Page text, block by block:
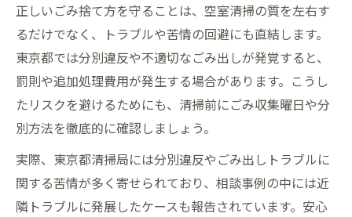
正しいごみ捨て方を守ることは、空室清掃の質を左右す
るだけでなく、トラブルや苦情の回避にも直結します。
東京都では分別違反や不適切なごみ出しが発覚すると、
罰則や追加処理費用が発生する場合があります。こうし
たリスクを避けるためにも、清掃前にごみ収集曜日や分
別方法を徹底的に確認しましょう。
実際、東京都清掃局には分別違反やごみ出しトラブルに
関する苦情が多く寄せられており、相談事例の中には近
隣トラブルに発展したケースも報告されています。安心